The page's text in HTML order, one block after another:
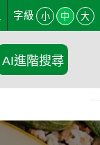
字級 小 中 大
AI進階搜尋